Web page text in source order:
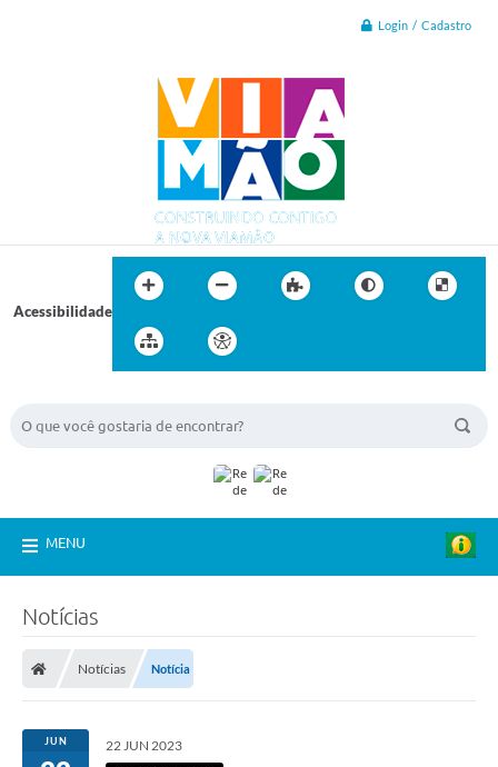
Login / Cadastro
Acessibilidade
MENU
Notícias
Notícias Notícia
JUN 22 JUN 2023